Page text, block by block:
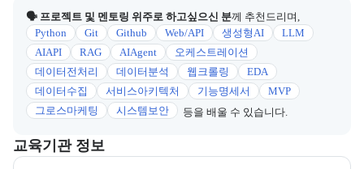
🗣 프로젝트 및 멘토링 위주로 하고싶으신 분께 추천드리며,
Python
Git Github Web/API 생성형AI
LLM
AIAPI
RAG AIAgent
오케스트레이션
데이터전처리
데이터분석 웹크롤링
EDA
데이터수집
서비스아키텍처 기능명세서
MVP
그로스마케팅
시스템보안 등을 배울 수 있습니다.
이 섹션에서는 부트캠프를 운영하거나 주관하는 회사의 정보를 카드
교육기관 정보